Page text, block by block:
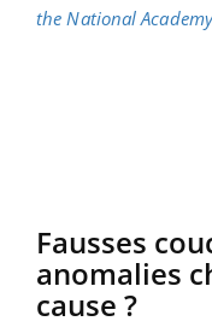
the National
Fausses
anomalies
cause ?